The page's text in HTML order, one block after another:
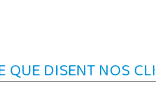
QUE DISENT NOS